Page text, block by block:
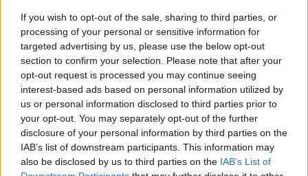
If you wish to opt-out of the sale, sharing to third parties, or
processing of your personal or sensitive information for
targeted advertising by us, please use the below opt-out
section to confirm your selection. Please note that after your
opt-out request is processed you may continue seeing
interest-based ads based on personal information utilized by
us or personal information disclosed to third parties prior to
your opt-out. You may separately opt-out of the further
disclosure of your personal information by third parties on the
IAB’s list of downstream participants. This information may
also be disclosed by us to third parties on the IAB’s List of
Zelenina a ovocie
Ako správne uskladniť
ovocie na zimu
Zelenina a ovocie